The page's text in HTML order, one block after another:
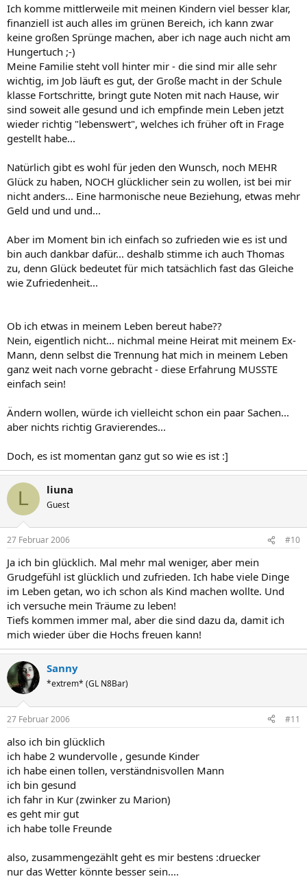
Ich komme mittlerweile mit meinen Kindern viel besser klar,
finanziell ist auch alles im grünen Bereich, ich kann zwar
keine großen Sprünge machen, aber ich nage auch nicht am
Hungertuch ;-)
Meine Familie steht voll hinter mir - die sind mir alle sehr
wichtig, im Job läuft es gut, der Große macht in der Schule
klasse Fortschritte, bringt gute Noten mit nach Hause, wir
sind soweit alle gesund und ich empfinde mein Leben jetzt
wieder richtig "lebenswert", welches ich früher oft in Frage
gestellt habe...
Natürlich gibt es wohl für jeden den Wunsch, noch MEHR
Glück zu haben, NOCH glücklicher sein zu wollen, ist bei mir
nicht anders... Eine harmonische neue Beziehung, etwas mehr
Geld und und und...
Aber im Moment bin ich einfach so zufrieden wie es ist und
bin auch dankbar dafür... deshalb stimme ich auch Thomas
zu, denn Glück bedeutet für mich tatsächlich fast das Gleiche
wie Zufriedenheit...
Ob ich etwas in meinem Leben bereut habe??
Nein, eigentlich nicht... nichmal meine Heirat mit meinem Ex-
Mann, denn selbst die Trennung hat mich in meinem Leben
ganz weit nach vorne gebracht - diese Erfahrung MUSSTE
einfach sein!
Ändern wollen, würde ich vielleicht schon ein paar Sachen...
aber nichts richtig Gravierendes...
Doch, es ist momentan ganz gut so wie es ist :]
L liuna
Guest
27 Februar 2006 #10
Ja ich bin glücklich. Mal mehr mal weniger, aber mein
Grudgefühl ist glücklich und zufrieden. Ich habe viele Dinge
im Leben getan, wo ich schon als Kind machen wollte. Und
ich versuche mein Träume zu leben!
Tiefs kommen immer mal, aber die sind dazu da, damit ich
mich wieder über die Hochs freuen kann!
Sanny
*extrem* (GL N8Bar)
27 Februar 2006 #11
also ich bin glücklich
ich habe 2 wundervolle , gesunde Kinder
ich habe einen tollen, verständnisvollen Mann
ich bin gesund
ich fahr in Kur (zwinker zu Marion)
es geht mir gut
ich habe tolle Freunde
also, zusammengezählt geht es mir bestens :druecker
nur das Wetter könnte besser sein....